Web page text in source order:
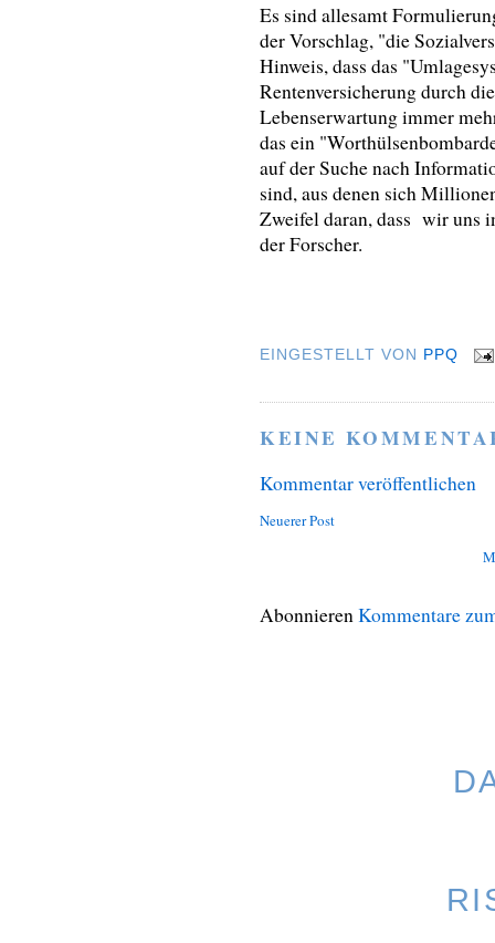
Es sind allesamt
der Vorschlag, "die
Hinweis, dass das
Rentenversicherungdurch
Lebenserwartung immer
das ein
auf der Suche nach
sind, aus denen sich
Zweifel daran, dass wir uns
der Forscher.
EINGESTELLT VON PPQ
KEINE
Kommentar veröffentlichen
Neuerer Post
AbonnierenKommentare